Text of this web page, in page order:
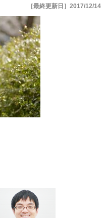
［最終更新日］2017/12/14